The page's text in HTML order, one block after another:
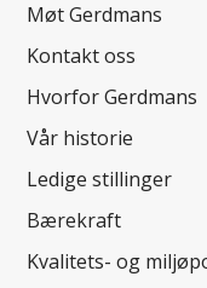
Møt Gerdmans
Kontakt oss
Hvorfor Gerdmans
Vår historie
Ledige stillinger
Bærekraft
Kvalitets- og